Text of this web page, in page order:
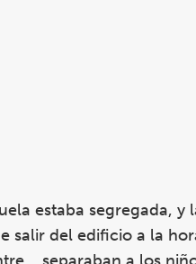
estaba segregada, y
salir del edificio a la